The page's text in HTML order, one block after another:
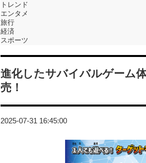
トレンド
エンタメ
旅行
経済
スポーツ
進化したサバイバルゲーム
売！
2025-07-31 16:45:00